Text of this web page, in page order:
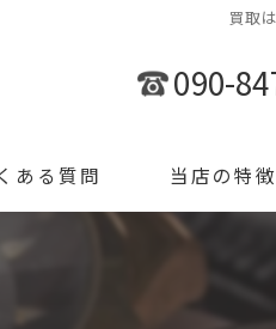
買取
090-
ある質問 当店の特徴
ブランド品